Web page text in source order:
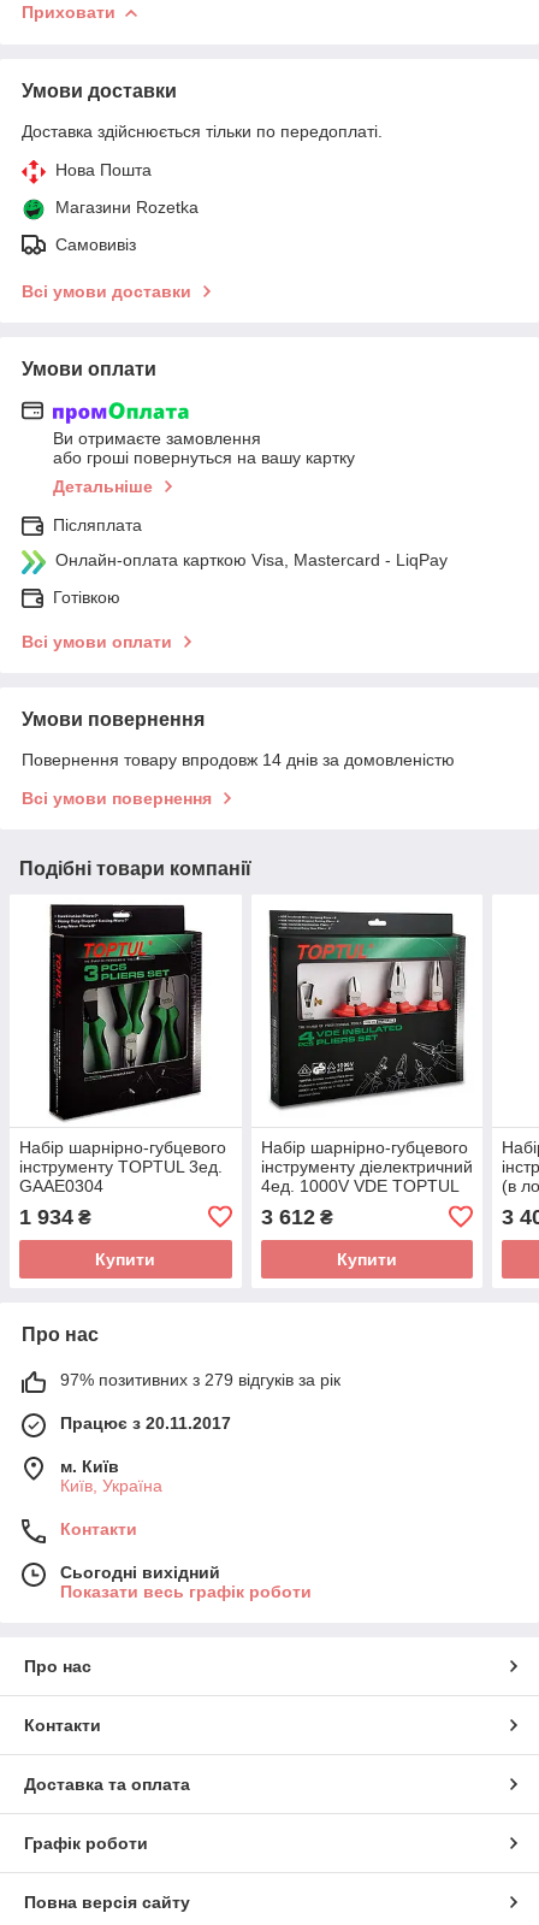
Приховати
Умови доставки
Доставка здійснюється тільки по передоплаті.
Нова Пошта
Магазини Rozetka
Самовивіз
Всі умови доставки
Умови оплати
Ви отримаєте замовлення
або гроші повернуться на вашу картку
Детальніше
Післяплата
Онлайн-оплата карткою Visa, Mastercard - LiqPay
Готівкою
Всі умови оплати
Умови повернення
Повернення товару впродовж 14 днів за домовленістю
Всі умови повернення
Подібні товари компанії
Набір шарнірно-губцевого
інструменту TOPTUL 3ед.
GAAE0304
1 934 ₴
Купити
Набір шарнірно-губцевого
інструменту діелектричний
4ед. 1000V VDE TOPTUL
3 612₴
Купити
(в
3
Про нас
97% позитивних з 279 відгуків за рік
Працює з 20.11.2017
м. Київ
Київ, Україна
Контакти
Сьогодні вихідний
Показати весь графік роботи
Про нас
Контакти
Доставка та оплата
Графік роботи
Повна версія сайту